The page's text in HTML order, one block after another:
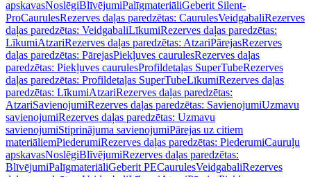
apskavasNoslēgiBlīvējumiPalīgmateriāliGeberit Silent-
ProCaurulesRezerves daļas paredzētas: CaurulesVeidgabaliRezerves
daļas paredzētas: VeidgabaliLīkumiRezerves daļas paredzētas:
LīkumiAtzariRezerves daļas paredzētas: AtzariPārejasRezerves
daļas paredzētas: PārejasPiekļuves caurulesRezerves daļas
paredzētas: Piekļuves caurulesProfildetaļas SuperTubeRezerves
daļas paredzētas: Profildetaļas SuperTubeLīkumiRezerves daļas
paredzētas: LīkumiAtzariRezerves daļas paredzētas:
AtzariSavienojumiRezerves daļas paredzētas: SavienojumiUzmavu
savienojumiRezerves daļas paredzētas: Uzmavu
savienojumiStiprinājuma savienojumiPārejas uz citiem
materiāliemPiederumiRezerves daļas paredzētas: PiederumiCauruļu
apskavasNoslēgiBlīvējumiRezerves daļas paredzētas:
BlīvējumiPalīgmateriāliGeberit PECaurulesVeidgabaliRezerves